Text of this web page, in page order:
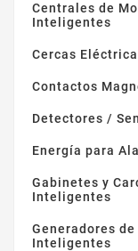
Centrales de
Inteligentes
Cercas
Contactos
Detectores /
Energía para
Gabinetes y
Inteligentes
Generadores
Inteligentes